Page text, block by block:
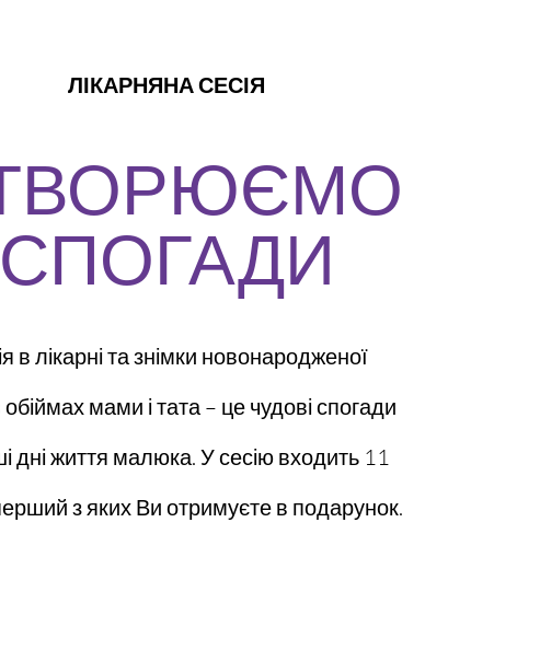
ЛІКАРНЯНА СЕСІЯ
СПОГАДИ
в лікарні та знімки новонародженої
мами і тата – це чудові спогади
дні життя малюка. У сесію входить 11
з яких Ви отримуєте в подарунок.